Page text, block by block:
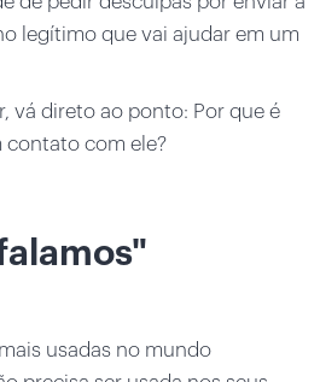
legítimo que vai ajudar em um
vá direto ao ponto: Por que é
contato com ele?
usadas no mundo